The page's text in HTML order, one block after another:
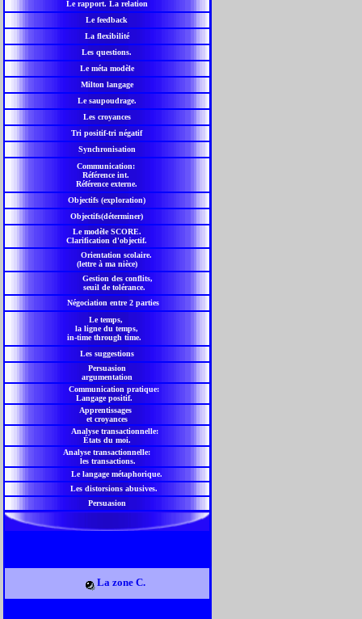
Le rapport. La relation
Le feedback
La flexibilité
Les questions.
Le méta modèle
Milton langage
Le saupoudrage.
Les croyances
Tri positif-tri négatif
Synchronisation
Communication:
Référence int.
Référence externe.
Objectifs (exploration)
Objectifs(déterminer)
Le modèle SCORE.
Clarification d'objectif.
Orientation scolaire.
(lettre à ma nièce)
Gestion des conflits,
seuil de tolérance.
Négociation entre 2 parties
Le temps,
la ligne du temps,
in-time through time.
Les suggestions
Persuasion
argumentation
Communication pratique:
Langage positif.
Apprentissages
et croyances
Analyse transactionnelle:
États du moi.
Analyse transactionnelle:
les transactions.
Le langage métaphorique.
Les distorsions abusives.
Persuasion
La zone C.